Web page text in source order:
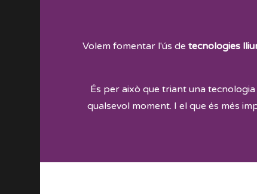
Volem fomentar l'ús de tecnologies
És per això que triant una
qualsevol moment. I el que és més